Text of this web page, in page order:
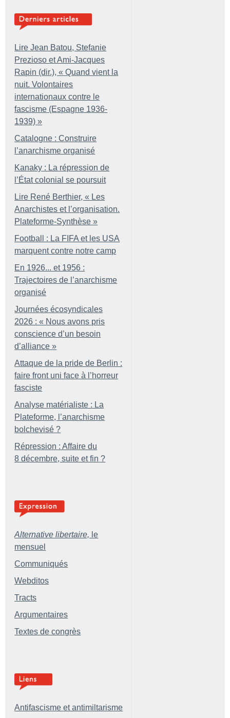
Lire Jean Batou, Stefanie
Prezioso et Ami-Jacques
Rapin (dir.), « Quand vient la
nuit. Volontaires
internationaux contre le
fascisme (Espagne 1936-
1939) »
Catalogne : Construire
l’anarchisme organisé
Kanaky : La répression de
l’État colonial se poursuit
Lire René Berthier, « Les
Anarchistes et l’organisation.
Plateforme-Synthèse »
Football : La FIFA et les USA
marquent contre notre camp
En 1926... et 1956 :
Trajectoires de l’anarchisme
organisé
Journées écosyndicales
2026 : « Nous avons pris
conscience d’un besoin
d’alliance »
Attaque de la pride de Berlin :
faire front uni face à l’horreur
fasciste
Analyse matérialiste : La
Plateforme, l’anarchisme
bolchevisé ?
Répression : Affaire du
8 décembre, suite et fin ?
Alternative libertaire, le
mensuel
Communiqués
Webditos
Tracts
Argumentaires
Textes de congrès
Antifascisme et antimiltarisme